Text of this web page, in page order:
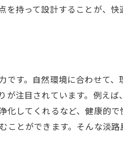
持って設計することが、快
す。自然環境に合わせて
注目されています。例え
してくれるなど、健康的
とができます。そんな淡